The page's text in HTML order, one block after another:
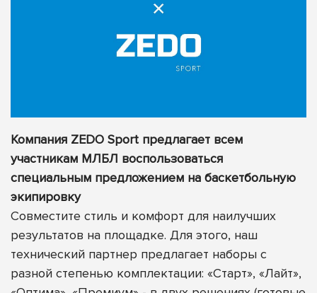
Компания ZEDO Sport предлагает всем
участникам МЛБЛ воспользоваться
специальным предложением на баскетбольную
экипировку
Совместите стиль и комфорт для наилучших
результатов на площадке. Для этого, наш
технический партнер предлагает наборы с
разной степенью комплектации: «Старт», «Лайт»,